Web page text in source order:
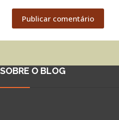
Publicar comentário
SOBRE O BLOG